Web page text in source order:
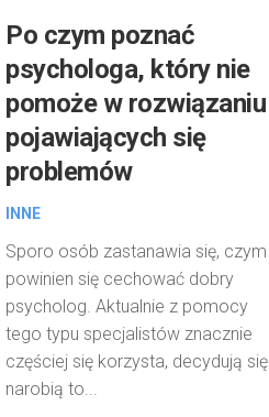
Po czym poznać
psychologa, który nie
pomoże w rozwiązaniu
pojawiających się
problemów
INNE
Sporo osób zastanawia się, czym
powinien się cechować dobry
psycholog. Aktualnie z pomocy
tego typu specjalistów znacznie
częściej się korzysta, decydują się
narobią to...